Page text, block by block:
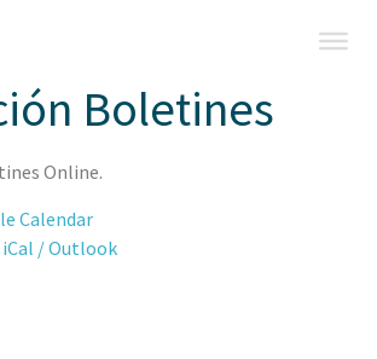
Boletines
Online.
Calendar
/ Outlook